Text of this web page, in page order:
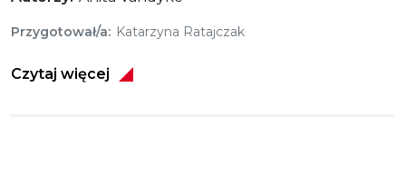
Przygotował/a Katarzyna Ratajczak
Czytaj więcej